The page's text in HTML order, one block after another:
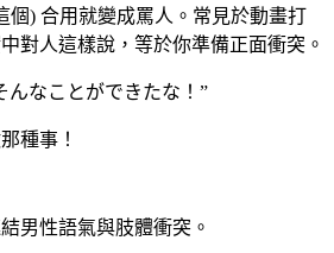
個) 合用就變成罵人。常見於動畫打
對人這樣說，等於你準備正面衝突。
なことができたな！ ”
種事！
男性語氣與肢體衝突。